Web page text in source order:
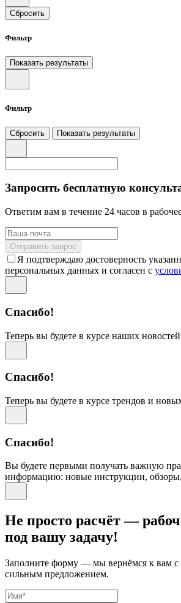
Сбросить
Фильтр
Показать результаты
Фильтр
Сбросить Показать результаты
Запросить бесплатную
Ответим вам в течение 24 часов в
Отправить запрос
Я подтверждаю достоверность
персональных данных и согласен с
Спасибо!
Теперь вы будете в курсе наших новостей
Спасибо!
Теперь вы будете в курсе трендов и
Спасибо!
Вы будете первыми получать важную
информацию: новые инструкции,
Не просто расчёт —
под вашу задачу!
Заполните форму — мы вернёмся к вам
сильным предложением.